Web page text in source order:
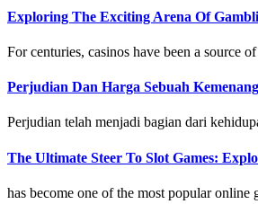
Exploring The Exciting Arena Of
For centuries, casinos have been a source
Perjudian Dan Harga Sebuah
Perjudian telah menjadi bagian dari
The Ultimate Steer To Slot Games:
has become one of the most popular